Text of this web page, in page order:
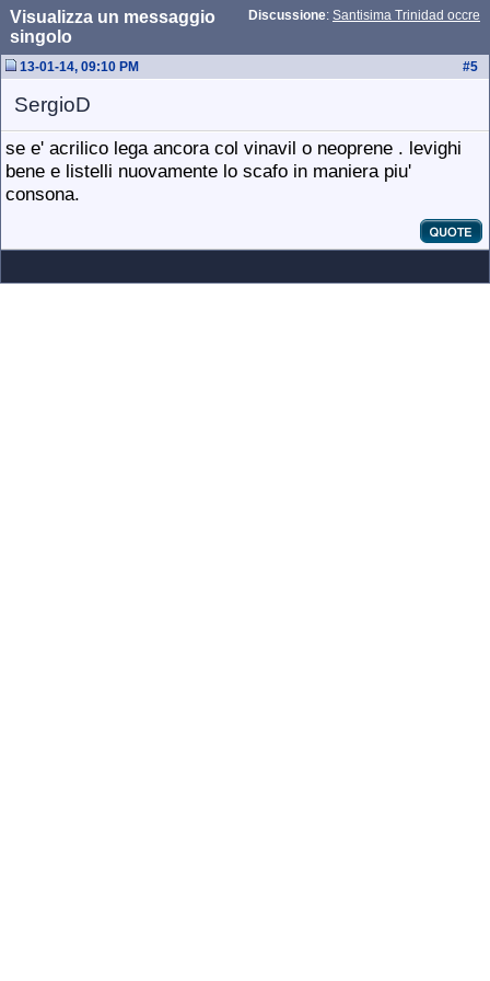
Discussione: Santisima Trinidad occre
Visualizza un messaggio
singolo
#5
13-01-14, 09:10 PM
SergioD
se e' acrilico lega ancora col vinavil o neoprene . levighi
bene e listelli nuovamente lo scafo in maniera piu'
consona.